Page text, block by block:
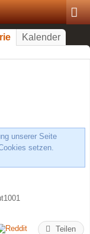
Kalender
unserer Seite
setzen.
Teilen